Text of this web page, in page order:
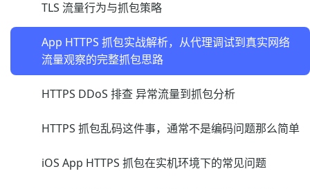
TLS 流量行为与抓包策略
App HTTPS 抓包实战解析，从代理调试到真实网络
流量观察的完整抓包思路
HTTPS DDoS 排查 异常流量到抓包分析
HTTPS 抓包乱码这件事，通常不是编码问题那么简单
iOS App HTTPS 抓包在实机环境下的常见问题